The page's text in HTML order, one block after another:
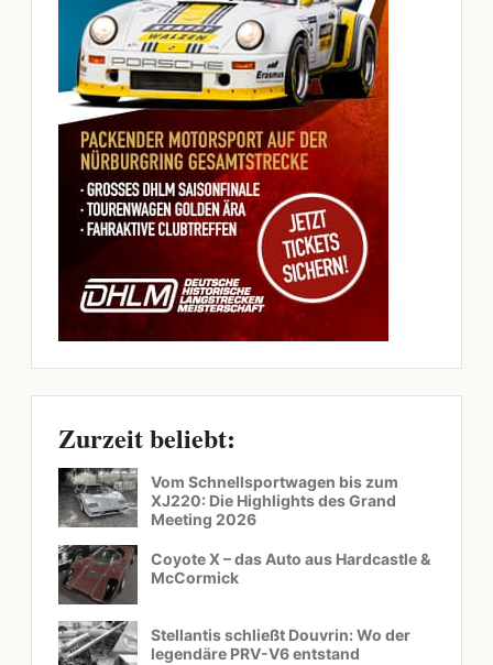
Zurzeit beliebt:
Vom Schnellsportwagen bis zum
XJ220: Die Highlights des Grand
Meeting 2026
Coyote X – das Auto aus Hardcastle &
McCormick
Stellantis schließt Douvrin: Wo der
legendäre PRV-V6 entstand